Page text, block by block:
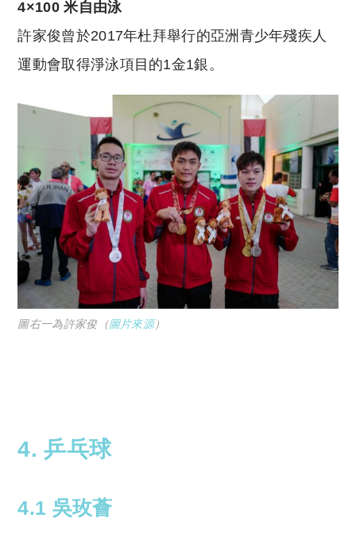
4×100 米自由泳
許家俊曾於2017年杜拜舉行的亞洲青少年殘疾人
運動會取得淨泳項目的1金1銀。
圖右一為許家俊（圖片來源）
4. 乒乓球
4.1 吳玫薈